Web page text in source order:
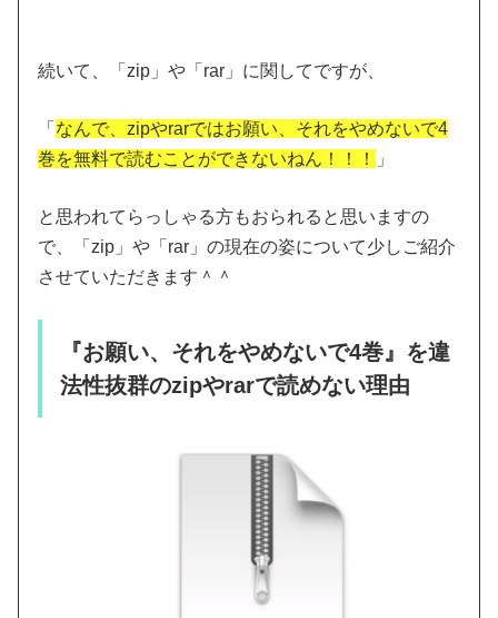
続いて、「zip」や「rar」に関してですが、
「 なんで、zipやrarではお願い、それをやめないで4
巻を無料で読むことができないねん！！！
」
と思われてらっしゃる方もおられると思いますの
で、「zip」や「rar」の現在の姿について少しご紹介
させていただきます＾＾
『お願い、それをやめないで4巻』を違
法性抜群のzipやrarで読めない理由